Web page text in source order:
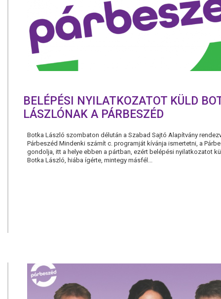
BELÉPÉSI NYILATKOZATOT KÜLD
LÁSZLÓNAK A PÁRBESZÉD
Botka László szombaton délután a Szabad Sajtó Alapítvány
Párbeszéd Mindenki számít c. programját kívánja ismertetni, a
gondolja, itt a helye ebben a pártban, ezért belépési nyilatkozatot
Botka László, hiába ígérte, mintegy másfél...